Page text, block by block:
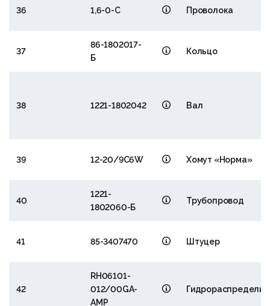
36 1,6-0-С Проволока
37
86-1802017-
Б
Кольцо
38 1221-1802042 Вал
39 12-20/9C6W Хомут «Норма»
40
1221-
1802060-Б
Трубопровод
41 85-3407470 Штуцер
42
RH06101-
012/00GA-
AMP